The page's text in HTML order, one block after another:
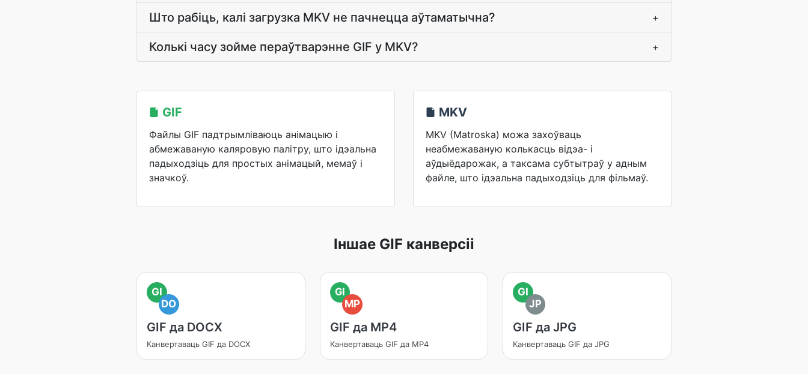
Што рабіць, калі загрузка MKV не пачнецца аўтаматычна? +
Колькі часу зойме пераўтварэнне GIF у MKV? +
GIF
Файлы GIF падтрымліваюць анімацыю і
абмежаваную каляровую палітру, што ідэальна
падыходзіць для простых анімацый, мемаў і
значкоў.
MKV
MKV (Matroska) можа захоўваць
неабмежаваную колькасць відэа- і
аўдыёдарожак, а таксама субтытраў у адным
файле, што ідэальна падыходзіць для фільмаў.
Іншае GIF канверсіі
GI
DO
GIF да DOCX
Канвертаваць GIF да DOCX
GI
MP
GIF да MP4
Канвертаваць GIF да MP4
GI
JP
GIF да JPG
Канвертаваць GIF да JPG